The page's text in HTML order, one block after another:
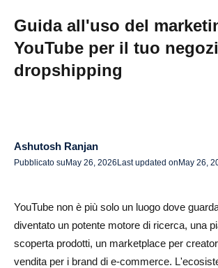
YouTube funziona come un motore di
YouTube supporta contenuti sia brevi che
negozio di dropshipping
Scegli una nicchia di dropshipping
Configura un canale YouTube
Collega YouTube al tuo funnel di vendita
Guida all'uso del
YouTube per il tuo
dropshipping
Ashutosh Ranjan
Pubblicato su May 26, 2026 Last updated on May 26,
YouTube non è più solo un luogo dove
diventato un potente motore di ricerca, una
scoperta prodotti, un marketplace per
vendita per i brand di e-commerce.